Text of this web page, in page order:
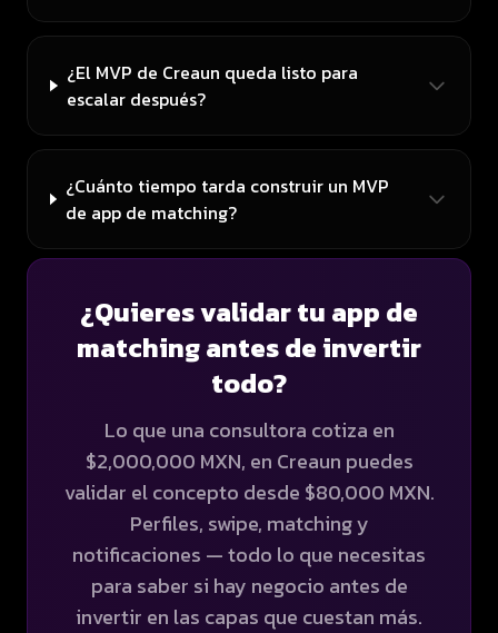
¿El MVP de Creaun queda listo para
escalar después?
¿Cuánto tiempo tarda construir un MVP
de app de matching?
¿Quieres validar tu app de
matching antes de invertir
todo?
Lo que una consultora cotiza en
$2,000,000 MXN, en Creaun puedes
validar el concepto desde $80,000 MXN.
Perfiles, swipe, matching y
notificaciones — todo lo que necesitas
para saber si hay negocio antes de
invertir en las capas que cuestan más.